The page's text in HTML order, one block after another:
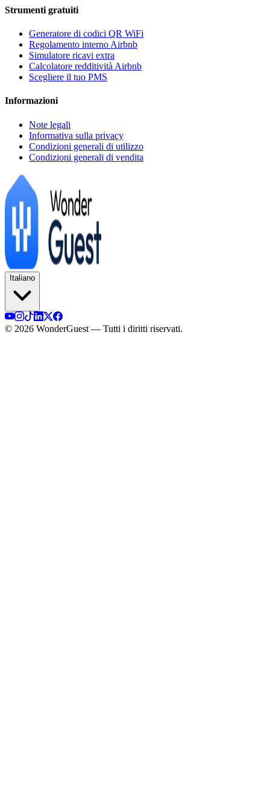
Strumenti gratuiti
Generatore di codici QR WiFi
Regolamento interno Airbnb
Simulatore ricavi extra
Calcolatore redditività Airbnb
Scegliere il tuo PMS
Informazioni
Note legali
Informativa sulla privacy
Condizioni generali di utilizzo
Condizioni generali di vendita
Italiano
© 2026 WonderGuest — Tutti i diritti riservati.